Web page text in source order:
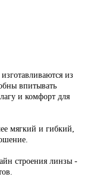
из
впитывать
и комфорт для
мягкий и гибкий,
строения линзы -